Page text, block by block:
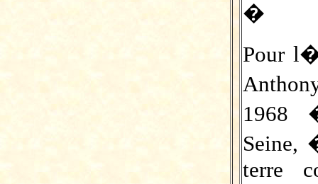
�
Pour
1968
Seine,
terre